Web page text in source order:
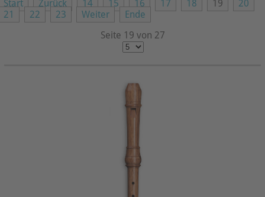
Start Zurück 14 15 16 17 18 19
20
21
22 23 Weiter
Ende
Seite 19 von 27